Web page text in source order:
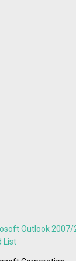
Outlook 2007/
List